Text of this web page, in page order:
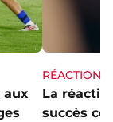
aux
RÉACTIONS
La
succès